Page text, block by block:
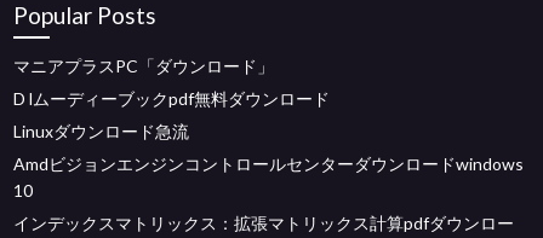
Popular Posts
マニアプラスPC「ダウンロード」
D lムーディーブックpdf無料ダウンロード
Linuxダウンロード急流
Amdビジョンエンジンコントロールセンターダウンロードwindows
10
インデックスマトリックス：拡張マトリックス計算pdfダウンロー